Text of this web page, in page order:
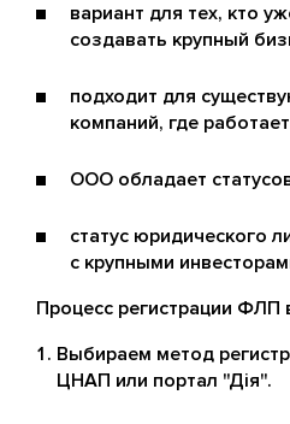
вариант для тех, кто
создавать крупный
подходит для
компаний, где
ООО обладает
статус юридического
с крупными
Процесс регистрации ФЛП
Выбираем метод
ЦНАП или портал "Дія".